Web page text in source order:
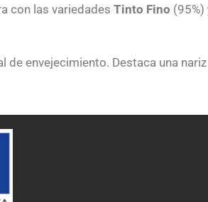
con las variedades Tinto Fino (95%)
envejecimiento. Destaca una